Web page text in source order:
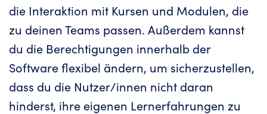
die Interaktion mit Kursen und Modulen, die
zu deinen Teams passen. Außerdem kannst
du die Berechtigungen innerhalb der
Software flexibel ändern, um sicherzustellen,
dass du die Nutzer/innen nicht daran
hinderst, ihre eigenen Lernerfahrungen zu